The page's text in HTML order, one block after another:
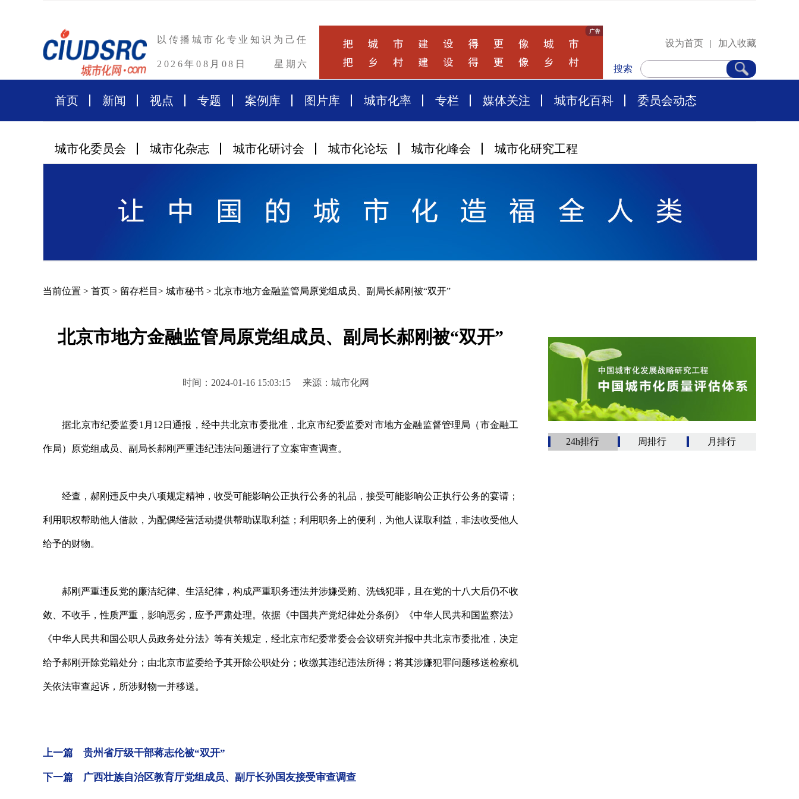
以传播城市化专业知识为己任
2026年08月08日 星期六
设为首页 | 加入收藏
搜索
首页 新闻 视点 专题 案例库 图片库 城市化率 专栏 媒体关注 城市化百科 委员会动态
城市化委员会 城市化杂志 城市化研讨会 城市化论坛 城市化峰会 城市化研究工程
当前位置 > 首页 > 留存栏目 > 城市秘书 > 北京市地方金融监管局原党组成员、副局长郝刚被“双开”
北京市地方金融监管局原党组成员、副局长郝刚被“双开”
时间：2024-01-16 15:03:15 来源：城市化网
据北京市纪委监委1月12日通报，经中共北京市委批准，北京市纪委监委对市地方金融监督管理局（市金融工
作局）原党组成员、副局长郝刚严重违纪违法问题进行了立案审查调查。
经查，郝刚违反中央八项规定精神，收受可能影响公正执行公务的礼品，接受可能影响公正执行公务的宴请；
利用职权帮助他人借款，为配偶经营活动提供帮助谋取利益；利用职务上的便利，为他人谋取利益，非法收受他人
给予的财物。
郝刚严重违反党的廉洁纪律、生活纪律，构成严重职务违法并涉嫌受贿、洗钱犯罪，且在党的十八大后仍不收
敛、不收手，性质严重，影响恶劣，应予严肃处理。依据《中国共产党纪律处分条例》《中华人民共和国监察法》
《中华人民共和国公职人员政务处分法》等有关规定，经北京市纪委常委会会议研究并报中共北京市委批准，决定
给予郝刚开除党籍处分；由北京市监委给予其开除公职处分；收缴其违纪违法所得；将其涉嫌犯罪问题移送检察机
关依法审查起诉，所涉财物一并移送。
上一篇 贵州省厅级干部蒋志伦被“双开”
下一篇 广西壮族自治区教育厅党组成员、副厅长孙国友接受审查调查
24h排行 周排行 月排行